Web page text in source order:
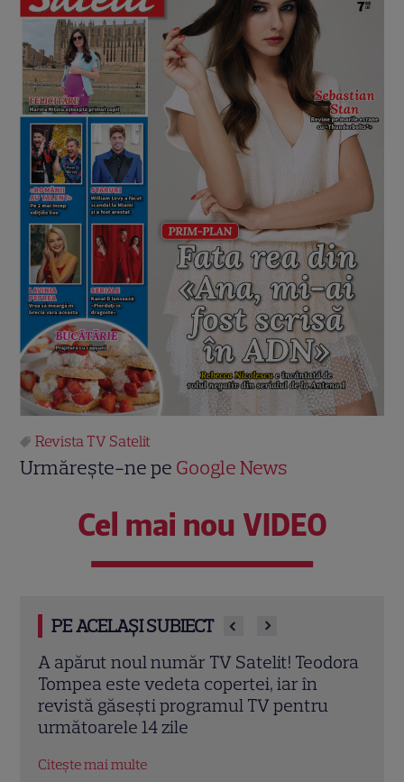
Revista TV Satelit
Urmărește-ne pe Google News
Cel mai nou VIDEO
PE ACELAȘI SUBIECT
A apărut revista TV Satelit din 6 iunie
2026! Alexandra Tudor aduce spectacolul
Mondialului de fotbal la Antena 1